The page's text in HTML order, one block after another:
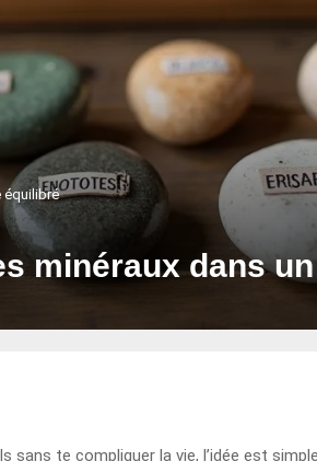
équilibré
minéraux dans
te compliquer la vie, l’idée est